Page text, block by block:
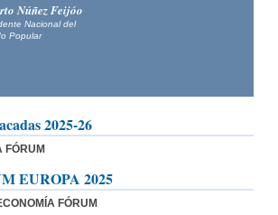
Núñez Feijóo
Nacional del
Popular
2025-26
FÓRUM
EUROPA 2025
FÓRUM